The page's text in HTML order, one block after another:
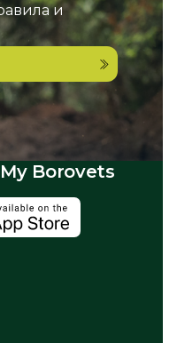
и
My Borovets